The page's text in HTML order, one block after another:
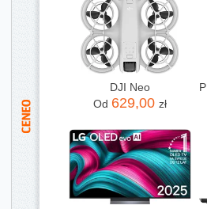
DJI Neo
Od 629,00 zł